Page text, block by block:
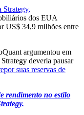
dos EUA
US$ 34,9 milhões entre
argumentou em
deveria pausar
suas reservas de
rendimento no estilo